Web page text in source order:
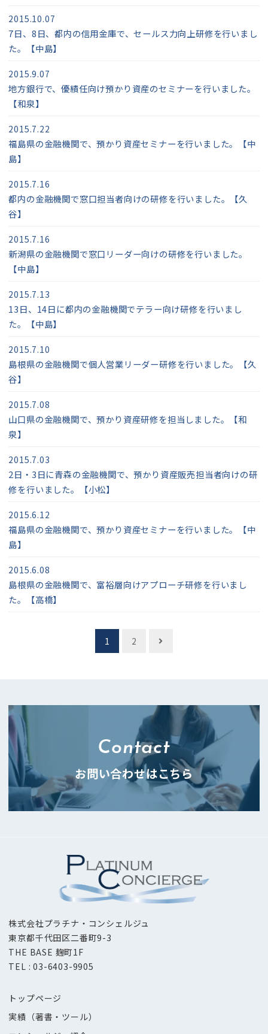
7日、8日、都内の信用金庫で、セールス力向上研修を行いまし
た。【中島】
2015.10.07
地方銀行で、優績任向け預かり資産のセミナーを行いました。
【和泉】
2015.9.07
福島県の金融機関で、預かり資産セミナーを行いました。【中
島】
2015.7.22
都内の金融機関で窓口担当者向けの研修を行いました。【久
谷】
2015.7.16
新潟県の金融機関で窓口リーダー向けの研修を行いました。
【中島】
2015.7.16
13日、14日に都内の金融機関でテラー向け研修を行いまし
た。【中島】
2015.7.13
島根県の金融機関で個人営業リーダー研修を行いました。【久
谷】
2015.7.10
山口県の金融機関で、預かり資産研修を担当しました。【和
泉】
2015.7.08
2日・3日に青森の金融機関で、預かり資産販売担当者向けの研
修を行いました。【小松】
2015.7.03
福島県の金融機関で、預かり資産セミナーを行いました。【中
島】
2015.6.12
島根県の金融機関で、富裕層向けアプローチ研修を行いまし
た。【高橋】
2015.6.08
ゲ
ー
シ
ョ
ン
1 2
Contact
お問い合わせはこちら
株式会社プラチナ・コンシェルジュ
東京都千代田区二番町9-3
THE BASE 麹町1F
TEL : 03-6403-9905
トップページ
実績（著書・ツール）